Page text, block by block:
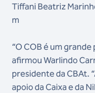
Tiffani Beatriz
m
“O COB é um
afirmou Warlindo
presidente da CBAt.
apoio da Caixa e da